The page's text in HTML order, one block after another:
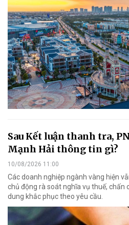
Sau Kết luận thanh tra,
Mạnh Hải thông tin gì?
10/08/2026 11:00
Các doanh nghiệp ngành vàng hiện
chủ động rà soát nghĩa vụ thuế, chấn
dung khắc phục theo yêu cầu.